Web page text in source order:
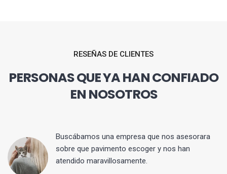
RESEÑAS DE CLIENTES
PERSONAS QUE YA HAN CONFIADO
EN NOSOTROS
Buscábamos una empresa que nos asesorara
sobre que pavimento escoger y nos han
atendido maravillosamente.